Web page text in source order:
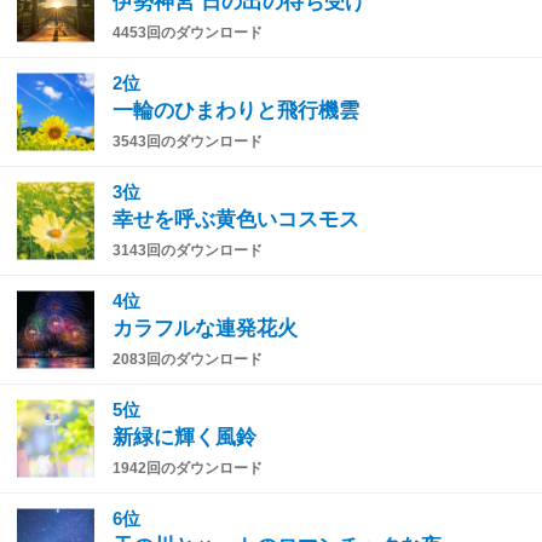
4453回のダウンロード
2位
一輪のひまわりと飛行機雲
3543回のダウンロード
3位
幸せを呼ぶ黄色いコスモス
3143回のダウンロード
4位
カラフルな連発花火
2083回のダウンロード
5位
新緑に輝く風鈴
1942回のダウンロード
6位